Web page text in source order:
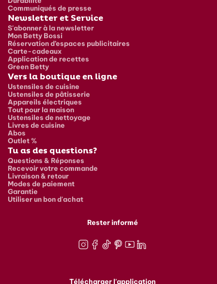
Communiqués de presse
Newsletter et Service
S'abonner à la newsletter
Mon Betty Bossi
Réservation d’espaces publicitaires
Carte-cadeaux
Application de recettes
Green Betty
Vers la boutique en ligne
Ustensiles de cuisine
Ustensiles de pâtisserie
Appareils électriques
Tout pour la maison
Ustensiles de nettoyage
Livres de cuisine
Abos
Outlet %
Tu as des questions?
Questions & Réponses
Recevoir votre commande
Livraison & retour
Modes de paiement
Garantie
Utiliser un bon d'achat
Rester informé
Télécharger l'application